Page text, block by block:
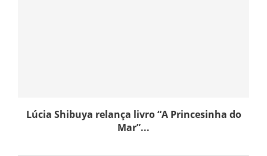
Lúcia Shibuya relança livro “A Princesinha do
Mar”...